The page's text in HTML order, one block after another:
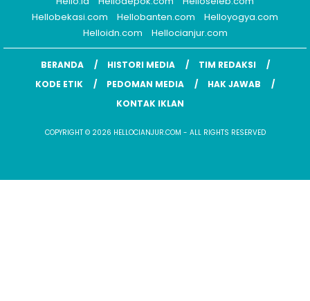
Hellobekasi.com
Hellobanten.com
Helloyogya.com
Helloidn.com
Hellocianjur.com
BERANDA HISTORI MEDIA
TIM REDAKSI
KODE ETIK
PEDOMAN MEDIA
HAK JAWAB
KONTAK IKLAN
COPYRIGHT © 2026 HELLOCIANJUR.COM - ALL RIGHTS RESERVED